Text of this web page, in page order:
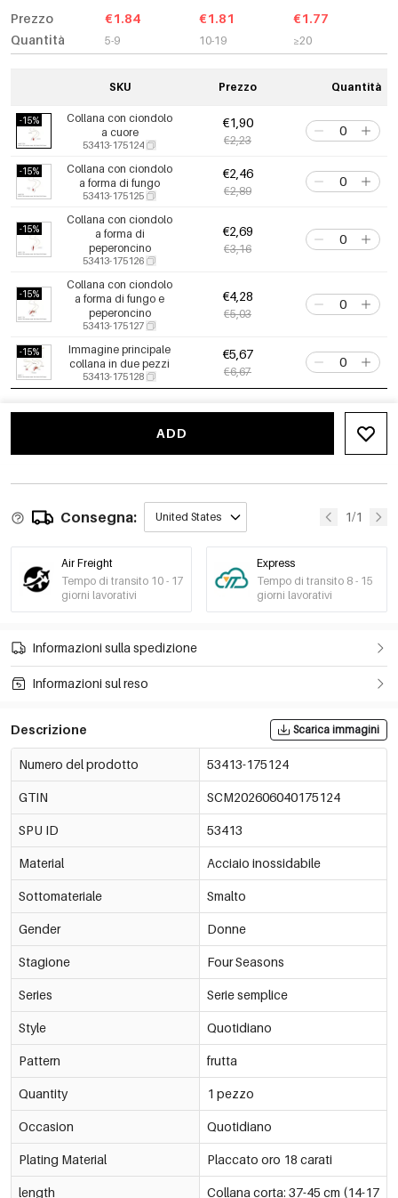
Prezzo
Quantità
€1.84
5-9
€1.81
10-19
€1.77
≥20
SKU Prezzo Quantità
-15%
Collana con ciondolo
a cuore
53413-175124
€1,90
€2,23
-15%
Collana con ciondolo
a forma di fungo
53413-175125
€2,46
€2,89
-15%
Collana con ciondolo
a forma di
peperoncino
53413-175126
€2,69
€3,16
-15%
Collana con ciondolo
a forma di fungo e
peperoncino
53413-175127
€4,28
€5,03
-15%
Immagine principale
collana in due pezzi
53413-175128
€5,67
€6,67
ADD
Consegna: United States 1/1
Air Freight
Tempo di transito 10 - 17
giorni lavorativi
Express
Tempo di transito 8 - 15
giorni lavorativi
Informazioni sulla spedizione
Informazioni sul reso
Descrizione Scarica immagini
Numero del prodotto 53413-175124
GTIN SCM202606040175124
SPU ID 53413
Material Acciaio inossidabile
Sottomateriale Smalto
Gender Donne
Stagione Four Seasons
Series Serie semplice
Style Quotidiano
Pattern frutta
Quantity 1 pezzo
Occasion Quotidiano
Plating Material Placcato oro 18 carati
length Collana corta: 37-45 cm (14-17